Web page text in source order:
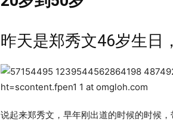
昨天是郑秀文46岁生日
说起来郑秀文，早年刚出道的时候的时候